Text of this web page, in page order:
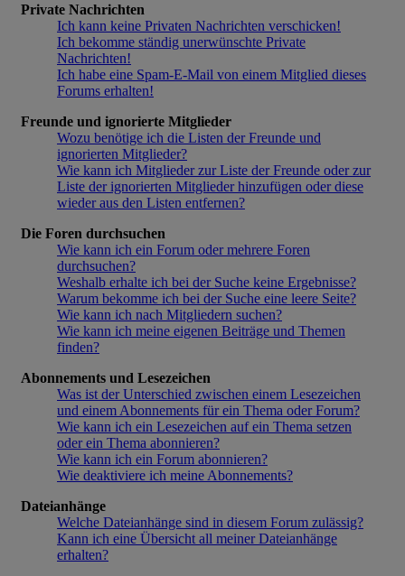
Private Nachrichten
Ich kann keine Privaten Nachrichten verschicken!
Ich bekomme ständig unerwünschte Private
Nachrichten!
Ich habe eine Spam-E-Mail von einem Mitglied dieses
Forums erhalten!
Freunde und ignorierte Mitglieder
Wozu benötige ich die Listen der Freunde und
ignorierten Mitglieder?
Wie kann ich Mitglieder zur Liste der Freunde oder zur
Liste der ignorierten Mitglieder hinzufügen oder diese
wieder aus den Listen entfernen?
Die Foren durchsuchen
Wie kann ich ein Forum oder mehrere Foren
durchsuchen?
Weshalb erhalte ich bei der Suche keine Ergebnisse?
Warum bekomme ich bei der Suche eine leere Seite?
Wie kann ich nach Mitgliedern suchen?
Wie kann ich meine eigenen Beiträge und Themen
finden?
Abonnements und Lesezeichen
Was ist der Unterschied zwischen einem Lesezeichen
und einem Abonnements für ein Thema oder Forum?
Wie kann ich ein Lesezeichen auf ein Thema setzen
oder ein Thema abonnieren?
Wie kann ich ein Forum abonnieren?
Wie deaktiviere ich meine Abonnements?
Dateianhänge
Welche Dateianhänge sind in diesem Forum zulässig?
Kann ich eine Übersicht all meiner Dateianhänge
erhalten?